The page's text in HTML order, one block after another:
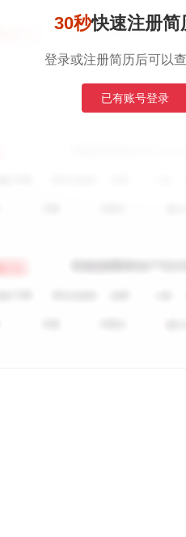
30秒快速注册简
登录或注册简历后可以
已有账号登录